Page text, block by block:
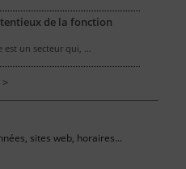
de la fonction
est un secteur qui, …
sites web, horaires...